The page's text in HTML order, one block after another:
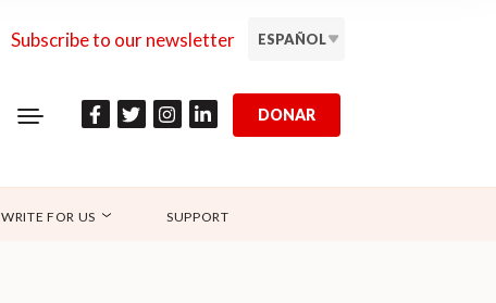
Subscribe to our newsletter ESPAÑOL
DONAR
WRITE FOR US SUPPORT